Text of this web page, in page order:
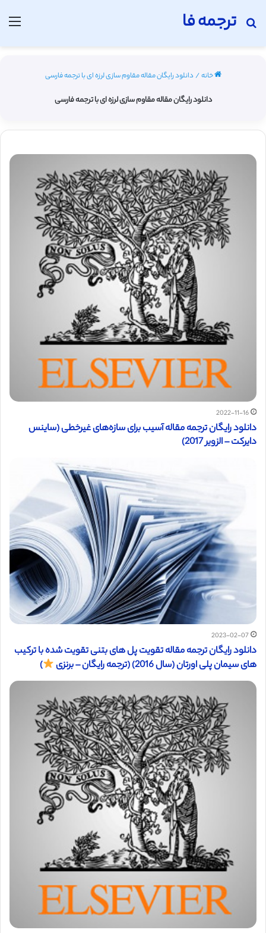
ترجمه فا
جستجو برای
خانه/ دانلود رایگان مقاله مقاوم سازی لرزه ای با ترجمه فارسی
دانلود رایگان مقاله مقاوم سازی لرزه ای با ترجمه فارسی
2022-11-16
دانلود رایگان ترجمه مقاله آسیب برای سازه‌های غیرخطی (ساینس
دایرکت – الزویر 2017)
2023-02-07
دانلود رایگان ترجمه مقاله تقویت پل های بتنی تقویت شده با ترکیب
های سیمان پلی اورتان (سال 2016) (ترجمه رایگان – برنزی
)